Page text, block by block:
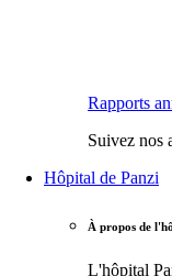
Rapports
Suivez nos
Hôpital de Panzi
À propos de
L'hôpital